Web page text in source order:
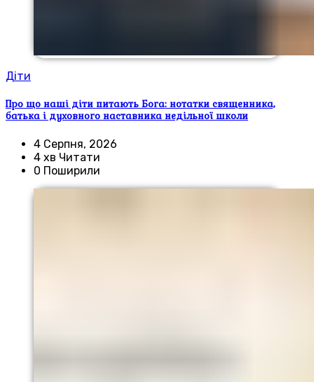
Діти
Про що наші діти питають Бога: нотатки священника,
батька і духовного наставника недільної школи
4 Серпня, 2026
4 хв Читати
0 Поширили